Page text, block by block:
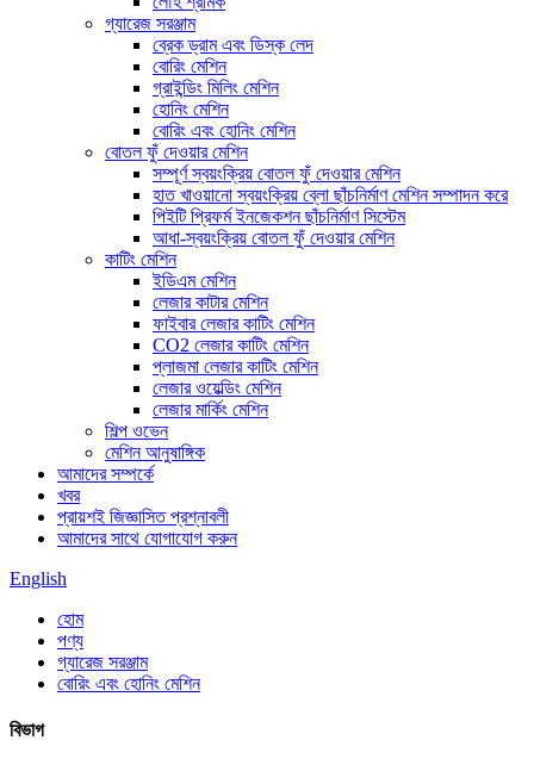
গ্যারেজ সরঞ্জাম
ব্রেক ড্রাম এবং ডিস্ক লেদ
বোরিং মেশিন
গ্রাইন্ডিং মিলিং মেশিন
হোনিং মেশিন
বোরিং এবং হোনিং মেশিন
বোতল ফুঁ দেওয়ার মেশিন
সম্পূর্ণ স্বয়ংক্রিয় বোতল ফুঁ দেওয়ার মেশিন
হাত খাওয়ানো স্বয়ংক্রিয় ব্লো ছাঁচনির্মাণ মেশিন সম্পাদন করে
পিইটি প্রিফর্ম ইনজেকশন ছাঁচনির্মাণ সিস্টেম
আধা-স্বয়ংক্রিয় বোতল ফুঁ দেওয়ার মেশিন
কাটিং মেশিন
ইডিএম মেশিন
লেজার কাটার মেশিন
ফাইবার লেজার কাটিং মেশিন
CO2 লেজার কাটিং মেশিন
প্লাজমা লেজার কাটিং মেশিন
লেজার ওয়েল্ডিং মেশিন
লেজার মার্কিং মেশিন
শিল্প ওভেন
মেশিন আনুষাঙ্গিক
আমাদের সম্পর্কে
খবর
প্রায়শই জিজ্ঞাসিত প্রশ্নাবলী
আমাদের সাথে যোগাযোগ করুন
English
হোম
পণ্য
গ্যারেজ সরঞ্জাম
বোরিং এবং হোনিং মেশিন
বিভাগ